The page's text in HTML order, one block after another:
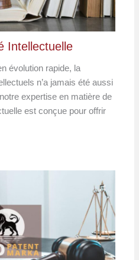
Intellectuelle
évolution rapide, la
n’a jamais été aussi
expertise en matière de
est conçue pour offrir